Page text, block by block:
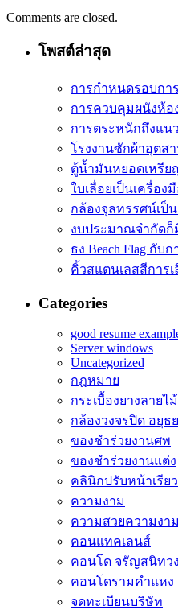
Comments are closed.
โพสต์ล่าสุด
การกำหนดรอบกา
การควบคุมผนังห้อ
การตระหนักถึงแน
โรงงานซักผ้าอุตส
ตู้น้ำมันหยอดเหรีย
ใบเลื่อยเป็นเครื่อ
กล้องจุลทรรศน์เ
งบประมาณจำกัดก็
ธง Beach Flag กั
คิ้วสแตนเลสสีการ
Categories
good resume
Server windows
Uncategorized
กฎหมาย
กระเบื้องยางลายไม้
กล้องวงจรปิด อยุธ
ของชำร่วยงานศพ
ของชำร่วยงานแต่ง
คลินิกปรับหน้าเรียว
ความงาม
ความสวยความงาม
คอนแทคเลนส์
คอนโด จรัญสนิทว
คอนโดรามคำแหง
จดทะเบียนบริษัท